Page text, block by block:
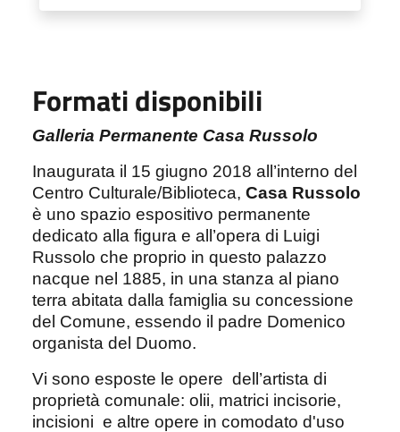
Formati disponibili
Galleria Permanente Casa Russolo
Inaugurata il 15 giugno 2018 all’interno del
Centro Culturale/Biblioteca, Casa Russolo
è uno spazio espositivo permanente
dedicato alla figura e all’opera di Luigi
Russolo che proprio in questo palazzo
nacque nel 1885, in una stanza al piano
terra abitata dalla famiglia su concessione
del Comune, essendo il padre Domenico
organista del Duomo.
Vi sono esposte le opere dell’artista di
proprietà comunale: olii, matrici incisorie,
incisioni e altre opere in comodato d'uso